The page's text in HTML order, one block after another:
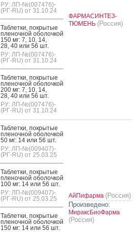
РУ: ЛП-№(007476)-
(РГ-RU) от 31.10.24
Таб­летки, пок­ры­тые
пле­ноч­ной обо­лоч­кой
150 мг: 7, 10, 14,
28, 40 или 56 шт.
РУ: ЛП-№(007476)-
(РГ-RU) от 31.10.24
Таб­летки, пок­ры­тые
пле­ноч­ной обо­лоч­кой
200 мг: 7, 10, 14,
28, 40 или 56 шт.
РУ: ЛП-№(007476)-
(РГ-RU) от 31.10.24
ФАРМАСИНТЕЗ-
ТЮМЕНЬ (Россия)
Таб­летки, пок­ры­тые
пле­ноч­ной обо­лоч­кой
50 мг: 14 или 56 шт.
РУ: ЛП-№(009407)-
(РГ-RU) от 25.03.25
Таб­летки, пок­ры­тые
пле­ноч­ной обо­лоч­кой
100 мг: 14 или 56 шт.
РУ: ЛП-№(009407)-
(РГ-RU) от 25.03.25
Таб­летки, пок­ры­тые
пле­ноч­ной обо­лоч­кой
150 мг: 14 или 56 шт.
АйПифарма (Россия)
Произведено:
МираксБиоФарма
(Россия)